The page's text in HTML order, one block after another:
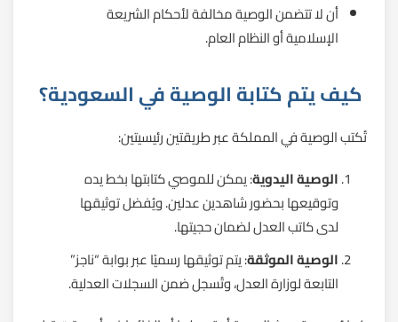
أن لا تتضمن الوصية مخالفة لأحكام الشريعة
الإسلامية أو النظام العام.
كيف يتم كتابة الوصية في السعودية؟
تُكتب الوصية في المملكة عبر طريقتين رئيسيتين:
الوصية اليدوية: يمكن للموصي كتابتها بخط يده
وتوقيعها بحضور شاهدين عدلين. ويُفضل توثيقها
لدى كاتب العدل لضمان حجيتها.
الوصية الموثقة: يتم توثيقها رسميًا عبر بوابة “ناجز”
التابعة لوزارة العدل، وتُسجل ضمن السجلات العدلية.